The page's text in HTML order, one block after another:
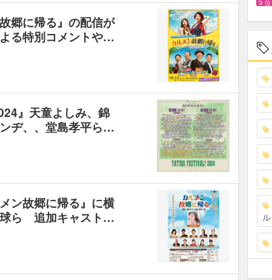
郷に帰る』の配信が
る特別コメントや…
』天童よしみ、錦
ヂ、、堂島孝平ら…
ン故郷に帰る』に横
球ら 追加キャスト…
位
ル